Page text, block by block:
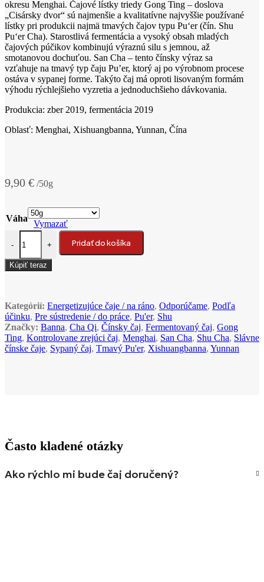
okresu Menghai. Čajové lístky triedy Gong Ting – doslova
„Cisársky dvor“ sú najmenšie a kvalitatívne najvyššie používané
lístky pri produkcii najmä tmavých čajov typu Pu‘er (čín. Shu
Pu‘er Cha). Starostlivá fermentácia a vysoký obsah mladých
čajových púčikov kombinujú výraznú silu s jemnou, až
smotanovou dochuťou. San Cha – tento čínsky výraz sa
vzťahuje na tmavý typ čaju Pu’er, ktorý aj po výrobnom procese
ostáva v sypanej forme. Takýto čaj má oproti lisovaným formám
výhodu rýchlejšieho vyzretia a jednoduchšieho dávkovania.
Produkcia: zber 2019, fermentácia 2019
Oblasť: Menghai, Xishuangbanna, Yunnan, Čína
9,90 € /50g
Váha
Vymazať
-
množstvo 2019 Menghai Gong Ting Shu Pu‘er San Cha tmavý čaj
+ Pridať do košíka
Kúpiť teraz
Kategórií: Energetizujúce čaje / na ráno, Odporúčame, Podľa
účinku, Pre sústredenie / do práce, Pu'er, Shu
Značky: Banna, Cha Qi, Čínsky čaj, Fermentovaný čaj, Gong
Ting, Kontrolovane zrejúci čaj, Menghai, San Cha, Shu Cha, Slávne
čínske čaje, Sypaný čaj, Tmavý Pu'er, Xishuangbanna, Yunnan
Často kladené otázky
Ako rýchlo mi bude čaj doručený?